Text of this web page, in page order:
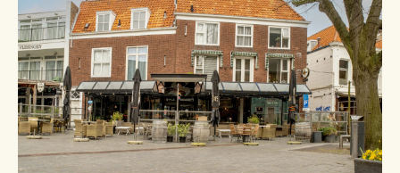
maanden opzegtermijn). De robuuste houten tafels met zwart
onderstel en de stoelen in bruin suède en blauw fluweel
dragen bij aan de warme, gemoedelijke sfeer.
Keuken
De keuken (ca. 65 m2) is compleet wat betreft apparatuur,
zoals een grote combisteamer, RVS werktafels,
dubbeldeurskoeling en mobiele frituur. Daarnaast is er een
magazijn en spoelkeuken met apparatuur (ca. 25 m2). De